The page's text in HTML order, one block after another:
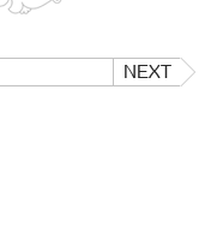
NEXT